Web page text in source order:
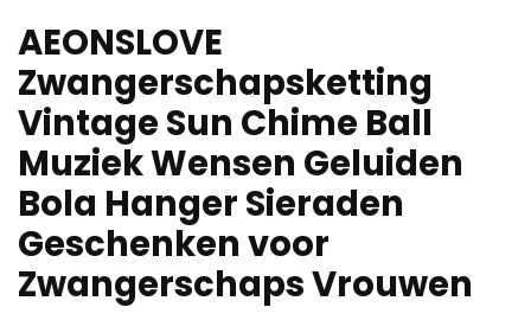
AEONSLOVE
Zwangerschapsketting
Vintage Sun Chime Ball
Muziek Wensen Geluiden
Bola Hanger Sieraden
Geschenken voor
Zwangerschaps Vrouwen